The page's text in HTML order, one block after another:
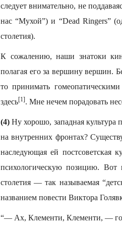
следует внимательно, не
нас “Мухой”) и “Dead Ringers”
столетия).
К сожалению, наши знатоки
полагая его за вершину вершин.
то принимать
здесь[1]. Мне нечем порадовать
(4) Ну хорошо, западная
на внутренних фронтах?
наследующая ей постсоветская
психологическую позицию. Вот
столетия — так называемая
названием повести Виктора
“— Ах, Клементи, Клементи, —